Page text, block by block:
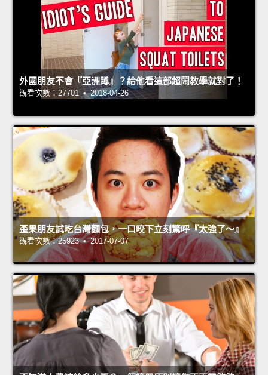
外國朋友不會『亞洲蹲』？給他看這部超鬧教學就對了！
觀看次數：27701 • 2018-04-26
歪果朋友試吃台灣麵包，一口咬下立刻驚呼『太強了～』
觀看次數：25923 • 2017-07-07